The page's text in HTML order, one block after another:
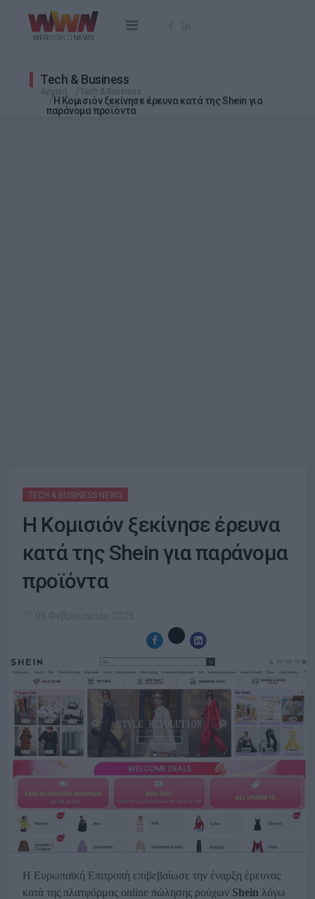
Tech & Business
H Κομισιόν ξεκίνησε έρευνα κατά της Shein για
παράνομα προϊόντα
TECH & BUSINESS NEWS
H Κομισιόν ξεκίνησε έρευνα
κατά της Shein για παράνομα
προϊόντα
Η Ευρωπαϊκή Επιτροπή επιβεβαίωσε την έναρξη έρευνας
κατά της πλατφόρμας online πώλησης ρούχων Shein λόγω